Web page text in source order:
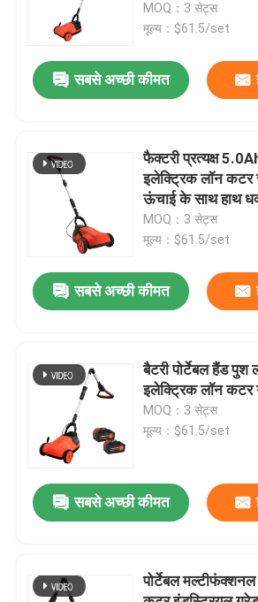
घर
हमारे बारे में
कारखाना प्रदर्शन
हमसे संपर्क करें
बोली मांगें
गैसोलीन चेनसॉ
इलेक्ट्रिक चेनसॉ
MOQ：3 सेट्स
मूल्य：$61.5/set
सबसे अच्छी कीमत
फैक्टरी प्रत्यक्ष
इलेक्ट्रिक लॉन कटर
ऊंचाई के साथ हाथ
गार्डन कटर बिक्री
MOQ：3 सेट्स
मूल्य：$61.5/set
सबसे अच्छी कीमत
बैटरी पोर्टेबल हैंड
इलेक्ट्रिक लॉन कटर
MOQ：3 सेट्स
मूल्य：$61.5/set
सबसे अच्छी कीमत
पोर्टेबल